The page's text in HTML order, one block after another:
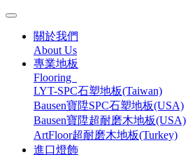
關於我們
About Us
專業地板
Flooring
LYT-SPC石塑地板(Taiwan)
Bausen寶陞SPC石塑地板(USA)
Bausen寶陞超耐磨木地板(USA)
ArtFloor超耐磨木地板(Turkey)
進口燈飾